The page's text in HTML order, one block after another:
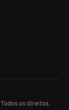
Todos os direitos